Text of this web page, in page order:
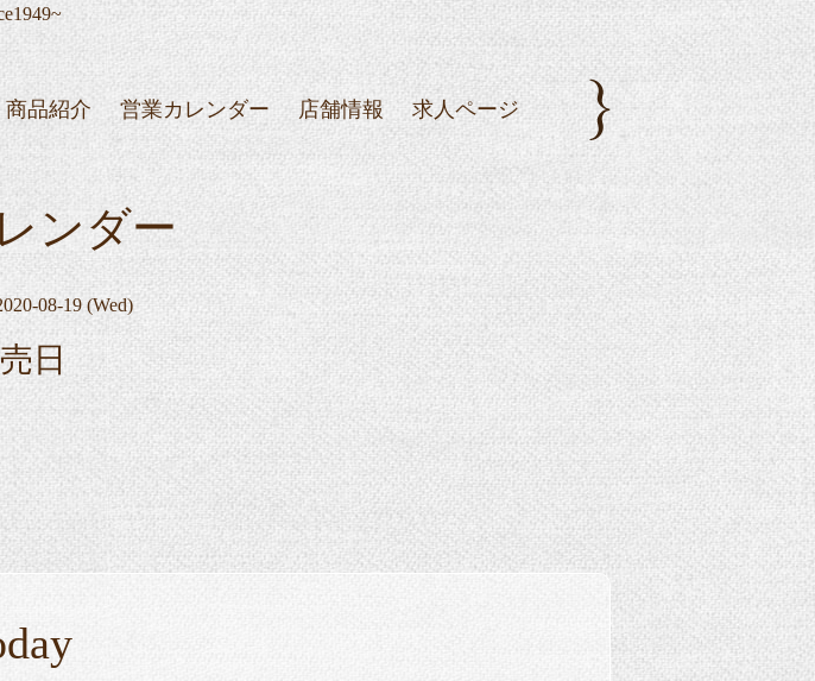
商品紹介 営業カレンダー 店舗情報 求人ページ
ンダー
08-19 (Wed)
日